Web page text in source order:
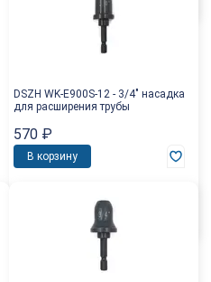
DSZH WK-E900S-12 - 3/4" насадка
для расширения трубы
570 ₽
В корзину